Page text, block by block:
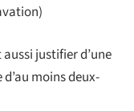
justifier d’une
moins deux-